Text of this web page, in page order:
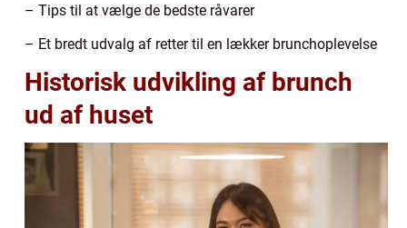
– Tips til at vælge de bedste råvarer
– Et bredt udvalg af retter til en lækker brunchoplevelse
Historisk udvikling af brunch
ud af huset